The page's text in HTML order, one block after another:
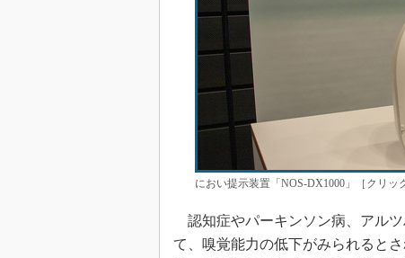
におい提示装置「NOS-DX1000」［クリッ
認知症やパーキンソン病、アル
て、嗅覚能力の低下がみられると